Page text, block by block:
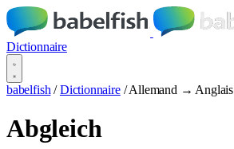
Dictionnaire
babelfish / Dictionnaire / Allemand → Anglais
Abgleich